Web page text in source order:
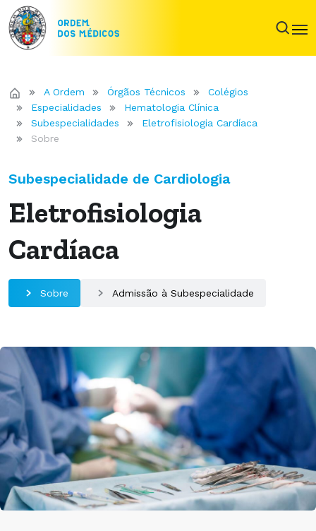
A Ordem Órgãos Técnicos
Colégios
Especialidades
Hematologia Clínica
Subespecialidades
Eletrofisiologia Cardíaca
Sobre
Subespecialidade de Cardiologia
Eletrofisiologia
Cardíaca
Sobre Admissão à Subespecialidade